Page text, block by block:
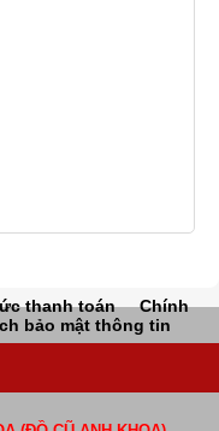
thanh toán
Chính
bảo mật thông tin